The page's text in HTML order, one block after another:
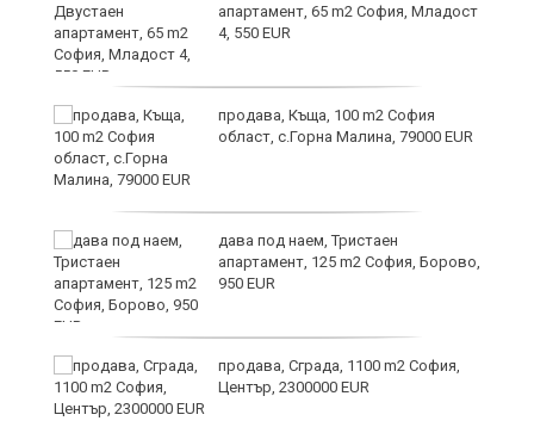
апартамент, 65 m2 София, Младост
4, 550 EUR
продава, Къща, 100 m2 София
област, с.Горна Малина, 79000 EUR
дава под наем, Тристаен
апартамент, 125 m2 София, Борово,
950 EUR
продава, Сграда, 1100 m2 София,
Център, 2300000 EUR